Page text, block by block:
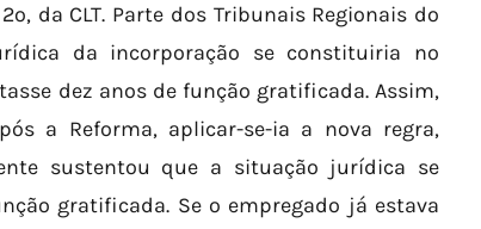
da CLT. Parte dos Tribunais Regionais do
da incorporação se constituiria no
dez anos de função gratificada. Assim,
a Reforma, aplicar-se-ia a nova regra,
sustentou que a situação jurídica se
gratificada. Se o empregado já estava